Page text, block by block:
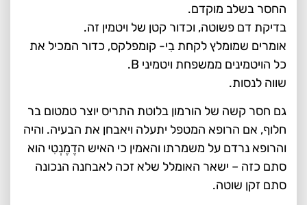
החסר בשלב מוקדם.
בדיקת דם פשוטה, וכדור קטן של ויטמין זה.
אומרים שמומלץ לקחת בִי- קומפלקס, כדור המכיל את
כל הויטמינים ממשפחת ויטמיני B.
שווה לנסות.
גם חסר קשה של הורמון בלוטת התריס יוצר טמטום בר
חלוף, אם הרופא המטפל יתעלה ויאבחן את הבעיה. והיה
והרופא נרדם על משמרתו והאמין כי האיש הדֶמֶנְטִי הוא
סתם כזה – ישאר האומלל שלא זכה לאבחנה הנכונה
סתם זקן שוטה.